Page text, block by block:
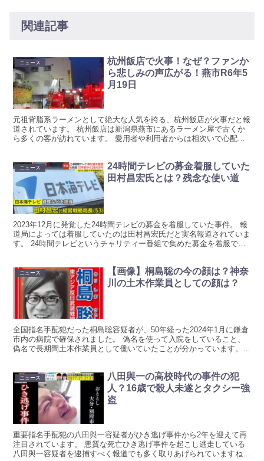
関連記事
ニュース
杭州飯店で火事！なぜ？ファンか
ら悲しみの声広がる！燕市R6年5
月19日
元祖背脂系ラーメンとして絶大な人気を誇る、杭州飯店が火事だと報
道されています。 杭州飯店は新潟県燕市にあるラーメン屋で古くか
ら多くの客が訪れています。 愛用者や利用者からは相次いで心配と
ニュース
24時間テレビの募金着服していた
田村昌宏氏とは？残念な使い道
2023年12月に発覚した24時間テレビの募金を着服していた事件。 報
道局によっては着服していたのは田村昌宏氏だと実名報道されていま
す。 24時間テレビというチャリティー番組で集めた募金を着服でき
ニュース
【画像】桐島聡の今の顔は？神奈
川の土木作業員としての顔は？
全国指名手配犯だった桐島聡容疑者が、50年経った2024年1月に鎌倉
市内の病院で確保されました。 偽名を使って入院をしていること、
偽名で長期間土木作業員として働いていたことが分かっています。
ニュース
八田與一の高校時代の事件の犯
人？16歳で殺人未遂とタクシー強
盗
重要指名手配犯の八田與一容疑者がひき逃げ事件から2年を迎えて再
注目されています。 悪質な死亡ひき逃げ事件を起こし逃走している
八田與一容疑者を逮捕すべく報道でも多く取りあげられていますね。